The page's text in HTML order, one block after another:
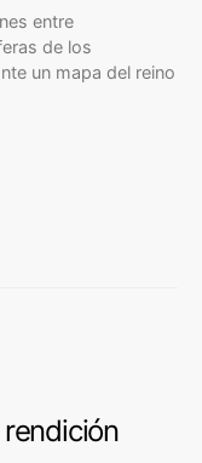
entre
de los
un mapa del reino